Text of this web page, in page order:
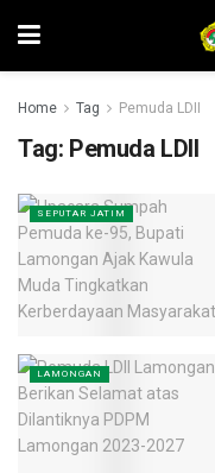
Home Tag Pemuda LDII
Tag: Pemuda LDII
SEPUTAR JATIM
LAMONGAN